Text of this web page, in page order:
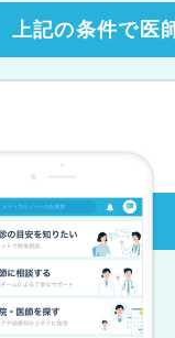
上記の条件で医